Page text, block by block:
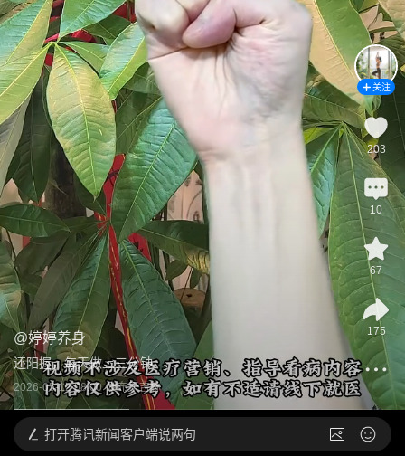
@婷婷养身
还阳握，每天做上三分钟
2026-05-12 08:00 发布于吉林
关注
203
10
67
175
打开腾讯新闻客户端说两句